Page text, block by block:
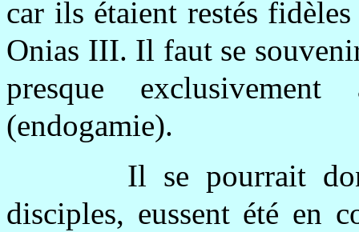
car ils étaient restés
Onias III. Il faut se
presque
(endogamie).
Il se pourrait
disciples, eussent été en